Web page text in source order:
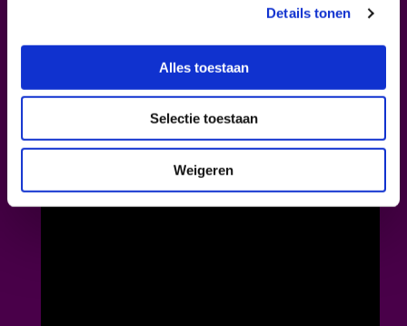
Details tonen
Alles toestaan
Selectie toestaan
Weigeren
de makers en richtinggevers van onze
samenleving: de artistieke wereld. Deze
avond zal begin 2021 plaatsvinden en z.s.m.
worden aangekondigd via onze website.
Bekijk de livestream op 18 november vanaf